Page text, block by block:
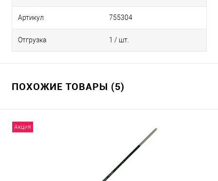
Артикул 755304
Отгрузка 1 / шт.
ПОХОЖИЕ ТОВАРЫ (5)
Акция